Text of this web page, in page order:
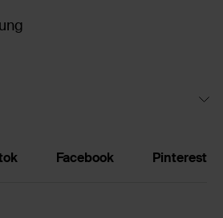
Facebook Pinterest